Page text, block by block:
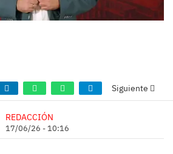
Siguiente
REDACCIÓN
17/06/26 - 10:16